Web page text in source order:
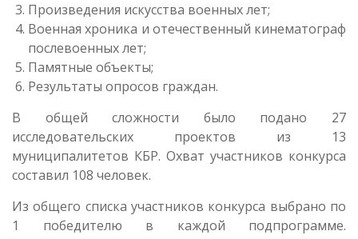
Произведения искусства военных лет;
Военная хроника и отечественный кинематограф
послевоенных лет;
Памятные объекты;
Результаты опросов граждан.
В общей сложности было подано 27
исследовательских проектов из 13
муниципалитетов КБР. Охват участников конкурса
составил 108 человек.
Из общего списка участников конкурса выбрано по
1 победителю в каждой подпрограмме.